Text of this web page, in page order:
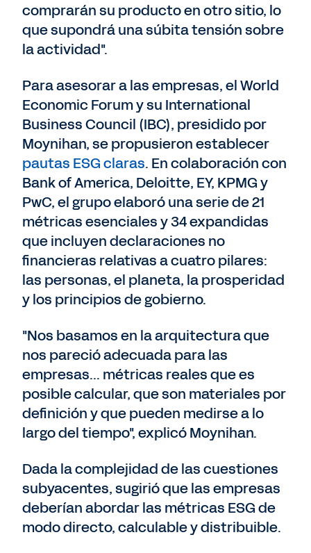
comprarán su producto en otro sitio, lo
que supondrá una súbita tensión sobre
la actividad".
Para asesorar a las empresas, el World
Economic Forum y su International
Business Council (IBC), presidido por
Moynihan, se propusieron establecer
pautas ESG claras. En colaboración con
Bank of America, Deloitte, EY, KPMG y
PwC, el grupo elaboró una serie de 21
métricas esenciales y 34 expandidas
que incluyen declaraciones no
financieras relativas a cuatro pilares:
las personas, el planeta, la prosperidad
y los principios de gobierno.
"Nos basamos en la arquitectura que
nos pareció adecuada para las
empresas... métricas reales que es
posible calcular, que son materiales por
definición y que pueden medirse a lo
largo del tiempo", explicó Moynihan.
Dada la complejidad de las cuestiones
subyacentes, sugirió que las empresas
deberían abordar las métricas ESG de
modo directo, calculable y distribuible.